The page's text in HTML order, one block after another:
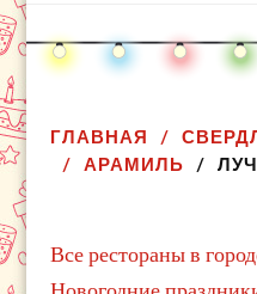
ГЛАВНАЯ
АРАМИЛЬ
Все рестораны в